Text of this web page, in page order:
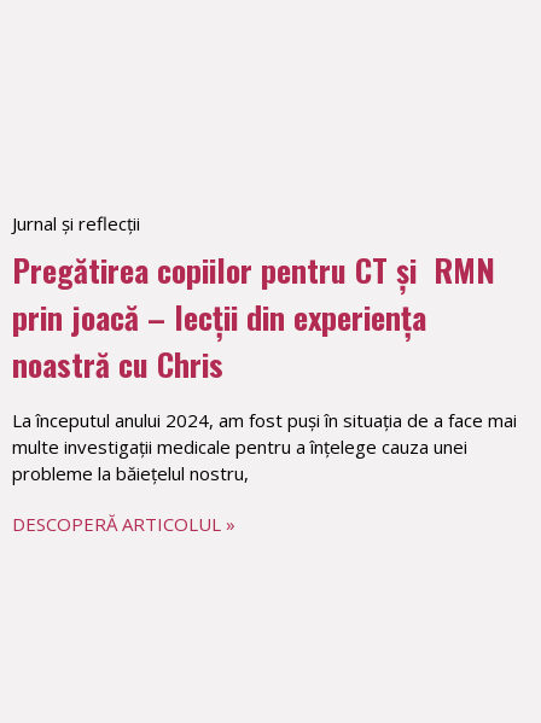
Jurnal și reflecții
Pregătirea copiilor pentru CT și RMN
prin joacă – lecții din experiența
noastră cu Chris
La începutul anului 2024, am fost puși în situația de a face mai
multe investigații medicale pentru a înțelege cauza unei
probleme la băiețelul nostru,
DESCOPERĂ ARTICOLUL »